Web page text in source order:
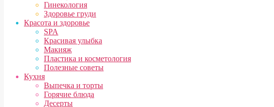
Гинекология
Здоровье груди
Красота и здоровье
SPA
Красивая улыбка
Макияж
Пластика и косметология
Полезные советы
Кухня
Выпечка и торты
Горячие блюда
Десерты